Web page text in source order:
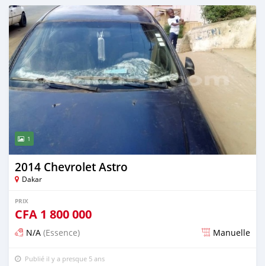
1
2014 Chevrolet Astro
Dakar
PRIX
CFA 1 800 000
N/A (Essence) Manuelle
Publié il y a presque 5 ans